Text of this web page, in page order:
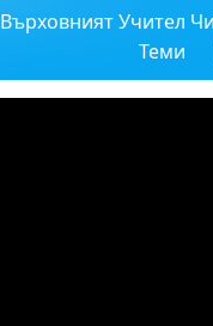
Върховният Учител
Теми